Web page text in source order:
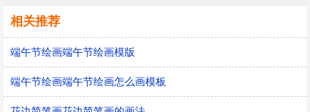
相关推荐
端午节绘画端午节绘画模版
端午节绘画端午节绘画怎么画模板